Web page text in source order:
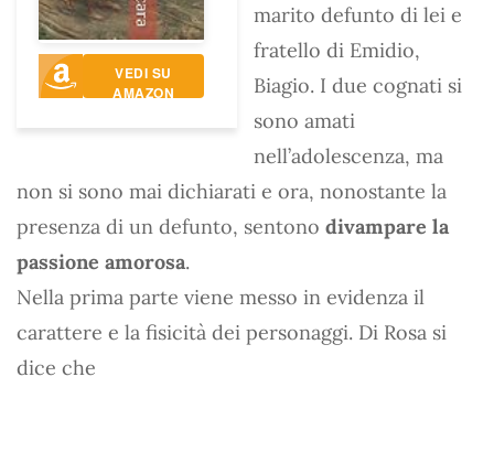
VEDI SU
AMAZON
marito defunto di lei e
fratello di Emidio,
Biagio. I due cognati si
sono amati
nell’adolescenza, ma
non si sono mai dichiarati e ora, nonostante la
presenza di un defunto, sentono divampare la
passione amorosa.
Nella prima parte viene messo in evidenza il
carattere e la fisicità dei personaggi. Di Rosa si
dice che